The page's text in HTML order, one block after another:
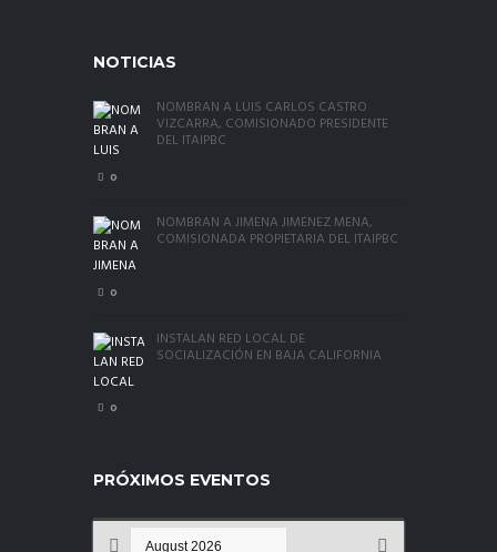
NOTICIAS
NOMBRAN A LUIS CARLOS CASTRO
VIZCARRA, COMISIONADO PRESIDENTE
DEL ITAIPBC
0
NOMBRAN A JIMENA JIMÉNEZ MENA,
COMISIONADA PROPIETARIA DEL ITAIPBC
0
INSTALAN RED LOCAL DE
SOCIALIZACIÓN EN BAJA CALIFORNIA
0
PRÓXIMOS EVENTOS